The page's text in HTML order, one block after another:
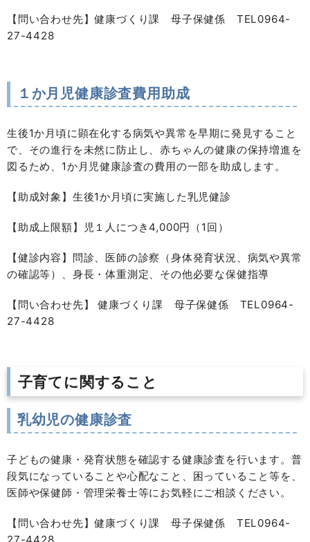
【問い合わせ先】健康づくり課 母子保健係 TEL0964-
27-4428
１か月児健康診査費用助成
生後1か月頃に顕在化する病気や異常を早期に発見すること
で、その進行を未然に防止し、赤ちゃんの健康の保持増進を
図るため、1か月児健康診査の費用の一部を助成します。
【助成対象】生後1か月頃に実施した乳児健診
【助成上限額】児１人につき4,000円（1回）
【健診内容】問診、医師の診察（身体発育状況、病気や異常
の確認等）、身長・体重測定、その他必要な保健指導
【問い合わせ先】 健康づくり課 母子保健係 TEL0964-
27-4428
子育てに関すること
乳幼児の健康診査
子どもの健康・発育状態を確認する健康診査を行います。普
段気になっていることや心配なこと、困っていること等を、
医師や保健師・管理栄養士等にお気軽にご相談ください。
【問い合わせ先】健康づくり課 母子保健係 TEL0964-